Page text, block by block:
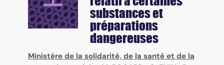
substances et
préparations
dangereuses
Ministère de la solidarité, de la santé et de la